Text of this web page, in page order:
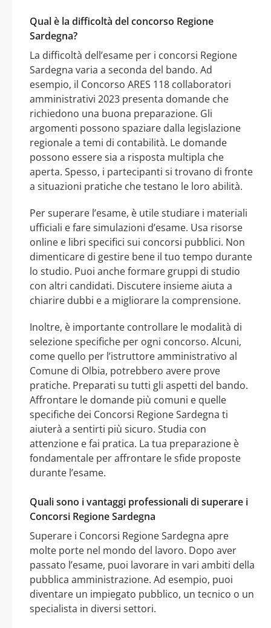
Qual è la difficoltà del concorso Regione
Sardegna?
La difficoltà dell’esame per i concorsi Regione
Sardegna varia a seconda del bando. Ad
esempio, il Concorso ARES 118 collaboratori
amministrativi 2023 presenta domande che
richiedono una buona preparazione. Gli
argomenti possono spaziare dalla legislazione
regionale a temi di contabilità. Le domande
possono essere sia a risposta multipla che
aperta. Spesso, i partecipanti si trovano di fronte
a situazioni pratiche che testano le loro abilità.
Per superare l’esame, è utile studiare i materiali
ufficiali e fare simulazioni d’esame. Usa risorse
online e libri specifici sui concorsi pubblici. Non
dimenticare di gestire bene il tuo tempo durante
lo studio. Puoi anche formare gruppi di studio
con altri candidati. Discutere insieme aiuta a
chiarire dubbi e a migliorare la comprensione.
Inoltre, è importante controllare le modalità di
selezione specifiche per ogni concorso. Alcuni,
come quello per l’istruttore amministrativo al
Comune di Olbia, potrebbero avere prove
pratiche. Preparati su tutti gli aspetti del bando.
Affrontare le domande più comuni e quelle
specifiche dei Concorsi Regione Sardegna ti
aiuterà a sentirti più sicuro. Studia con
attenzione e fai pratica. La tua preparazione è
fondamentale per affrontare le sfide proposte
durante l’esame.
Quali sono i vantaggi professionali di superare i
Concorsi Regione Sardegna
Superare i Concorsi Regione Sardegna apre
molte porte nel mondo del lavoro. Dopo aver
passato l’esame, puoi lavorare in vari ambiti della
pubblica amministrazione. Ad esempio, puoi
diventare un impiegato pubblico, un tecnico o un
specialista in diversi settori.